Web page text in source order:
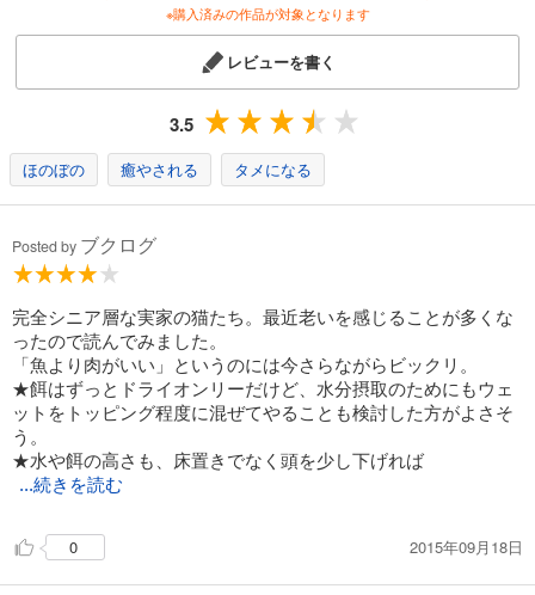
※購入済みの作品が対象となります
レビューを書く
3.5
ほのぼの 癒やされる タメになる
Posted by ブクログ
完全シニア層な実家の猫たち。最近老いを感じることが多くな
ったので読んでみました。
「魚より肉がいい」というのには今さらながらビックリ。
★餌はずっとドライオンリーだけど、水分摂取のためにもウェ
ットをトッピング程度に混ぜてやることも検討した方がよさそ
う。
★水や餌の高さも、床置きでなく頭を少し下げれば
...続きを読む
0 2015年09月18日